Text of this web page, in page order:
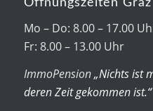
Öffnungszeiten Graz
Mo – Do: 8.00 – 17.00
Fr: 8.00 – 13.00 Uhr
ImmoPension„Nichts ist
deren Zeit gekommen ist.“